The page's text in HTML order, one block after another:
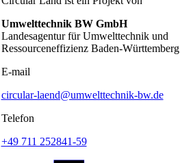
Umwelttechnik BW GmbH
Landesagentur für Umwelttechnik und
Ressourceneffizienz Baden-Württemberg
E-mail
circular-laend@umwelttechnik-bw.de
Telefon
+49 711 252841-59